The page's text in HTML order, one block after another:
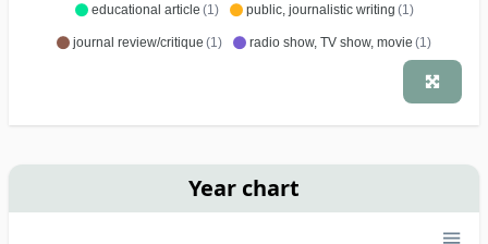
educational article (1) public, journalistic writing (1)
journal review/critique (1) radio show, TV show, movie (1)
Year chart